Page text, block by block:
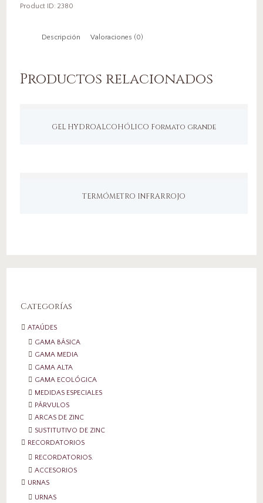
Product ID: 2380
Descripción Valoraciones (0)
Productos relacionados
GEL HYDROALCOHÓLICO Formato grande
TERMÓMETRO INFRARROJO
Categorías
ATAÚDES
GAMA BÁSICA
GAMA MEDIA
GAMA ALTA
GAMA ECOLÓGICA
MEDIDAS ESPECIALES
PÁRVULOS
ARCAS DE ZINC
SUSTITUTIVO DE ZINC
RECORDATORIOS
RECORDATORIOS.
ACCESORIOS
URNAS
URNAS